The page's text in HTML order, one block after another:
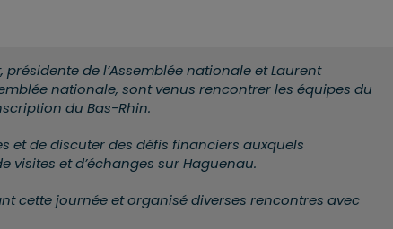
de l’Assemblée nationale et Laurent
nationale, sont venus rencontrer les équipes du
du Bas-Rhin.
et de discuter des défis financiers auxquels
visites et d’échanges sur Haguenau.
cette journée et organisé diverses rencontres avec